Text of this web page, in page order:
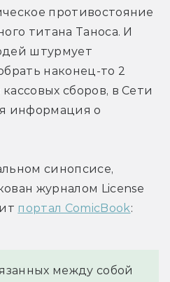
противостояние
титана Таноса. И
штурмует
наконец-то 2
сборов, в Сети
информация о
синопсисе,
журналом License
портал ComicBook:
между собой